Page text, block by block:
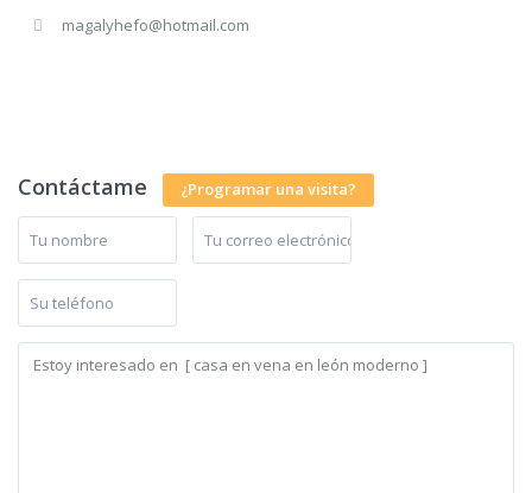
magalyhefo@hotmail.com
Contáctame ¿Programar una visita?